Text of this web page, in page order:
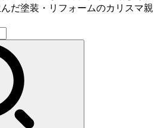
だ塗装・リフォームのカリスマ親